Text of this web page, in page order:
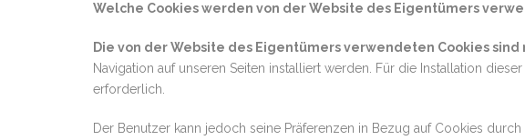
Welche Cookies werden von der Website des Eigentümers
Die von der Website des Eigentümers verwendeten Cookies sind
Navigation auf unseren Seiten installiert werden. Für die Installation
erforderlich.
Der Benutzer kann jedoch seine Präferenzen in Bezug auf Cookies